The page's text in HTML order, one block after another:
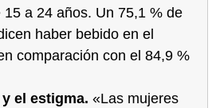
15 a 24 años. Un 75,1 % de
haber bebido en el
comparación con el 84,9 %
el estigma. «Las mujeres